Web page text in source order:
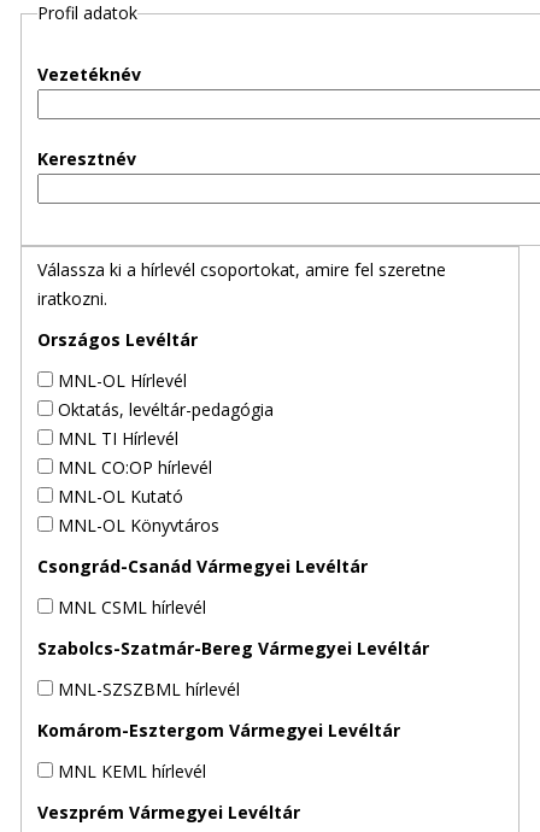
eProfil adatok
Vezetéknév
Keresztnév
Válassza ki a hírlevél csoportokat, amire fel szeretne
iratkozni.
Országos Levéltár
MNL-OL Hírlevél
Oktatás, levéltár-pedagógia
MNL TI Hírlevél
MNL CO:OP hírlevél
MNL-OL Kutató
MNL-OL Könyvtáros
Csongrád-Csanád Vármegyei Levéltár
MNL CSML hírlevél
Szabolcs-Szatmár-Bereg Vármegyei Levéltár
MNL-SZSZBML hírlevél
Komárom-Esztergom Vármegyei Levéltár
MNL KEML hírlevél
Veszprém Vármegyei Levéltár